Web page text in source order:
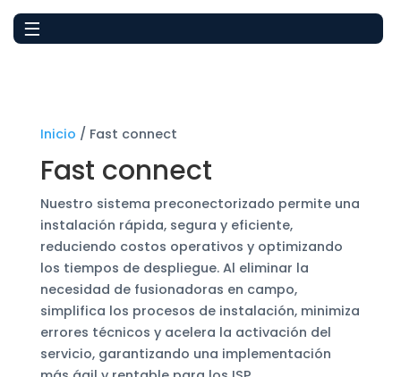
Inicio / Fast connect
Fast connect
Nuestro sistema preconectorizado permite una
instalación rápida, segura y eficiente,
reduciendo costos operativos y optimizando
los tiempos de despliegue. Al eliminar la
necesidad de fusionadoras en campo,
simplifica los procesos de instalación, minimiza
errores técnicos y acelera la activación del
servicio, garantizando una implementación